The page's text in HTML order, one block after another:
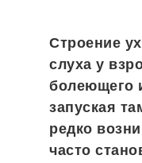
Строение
слуха у
болеющего
запуская
редко
часто